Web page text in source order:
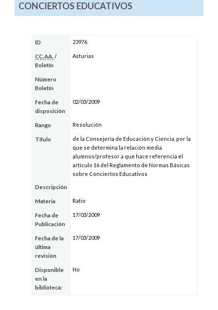
CONCIERTOS EDUCATIVOS
ID 23976
CC.AA. /
Boletín
Asturias
Número
Boletín
Fecha de
disposición
02/03/2009
Rango Resolución
Título
de la Consejería de Educación y Ciencia, por la
que se determina la relación media
alumnos/profesor a que hace referencia el
artículo 16 del Reglamento de Normas Básicas
sobre Conciertos Educativos
Descripción
Materia Ratio
Fecha de
Publicación
17/03/2009
Fecha de la
última
revisión
17/03/2009
Disponible
en la
biblioteca:
No